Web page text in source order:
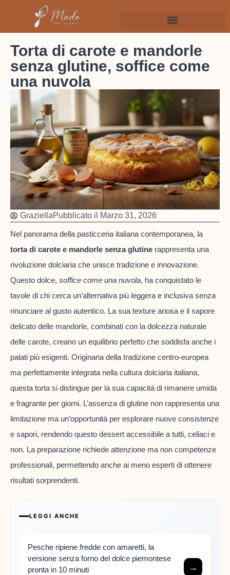
Torta di carote e mandorle
senza glutine, soffice come
una nuvola
GraziellaPubblicato il Marzo 31, 2026
Nel panorama della pasticceria italiana contemporanea, la
torta di carote e mandorle senza glutine rappresenta una
rivoluzione dolciaria che unisce tradizione e innovazione.
Questo dolce, soffice come una nuvola, ha conquistato le
tavole di chi cerca un’alternativa più leggera e inclusiva senza
rinunciare al gusto autentico. La sua texture ariosa e il sapore
delicato delle mandorle, combinati con la dolcezza naturale
delle carote, creano un equilibrio perfetto che soddisfa anche i
palati più esigenti. Originaria della tradizione centro-europea
ma perfettamente integrata nella cultura dolciaria italiana,
questa torta si distingue per la sua capacità di rimanere umida
e fragrante per giorni. L’assenza di glutine non rappresenta una
limitazione ma un’opportunità per esplorare nuove consistenze
e sapori, rendendo questo dessert accessibile a tutti, celiaci e
non. La preparazione richiede attenzione ma non competenze
professionali, permettendo anche ai meno esperti di ottenere
risultati sorprendenti.
LEGGI ANCHE
Pesche ripiene fredde con amaretti, la
versione senza forno del dolce piemontese
pronta in 10 minuti
→